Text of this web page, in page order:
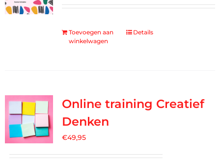
Toevoegen aan
winkelwagen
Details
Online training Creatief
Denken
€49,95